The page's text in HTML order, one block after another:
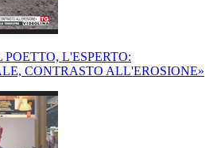
L'ESPERTO:
CONTRASTO ALL'EROSIONE»